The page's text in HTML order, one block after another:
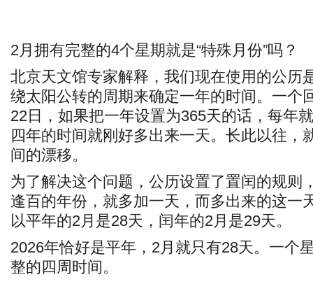
2月拥有完整的4个星期就是“特殊月份”吗？
北京天文馆专家解释，我们现在使用的公历
绕太阳公转的周期来确定一年的时间。一个
22日，如果把一年设置为365天的话，每年
四年的时间就刚好多出来一天。长此以往，
间的漂移。
为了解决这个问题，公历设置了置闰的规则
逢百的年份，就多加一天，而多出来的这一
以平年的2月是28天，闰年的2月是29天。
2026年恰好是平年，2月就只有28天。一个
整的四周时间。